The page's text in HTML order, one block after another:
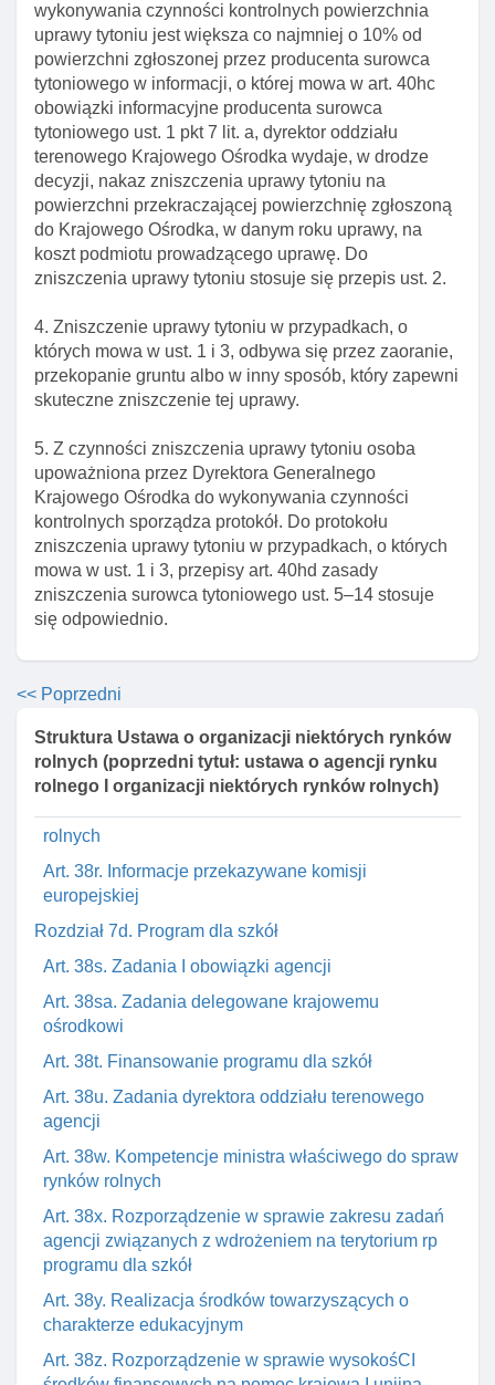
wykonywania czynności kontrolnych powierzchnia
uprawy tytoniu jest większa co najmniej o 10% od
powierzchni zgłoszonej przez producenta surowca
tytoniowego w informacji, o której mowa w art. 40hc
obowiązki informacyjne producenta surowca
tytoniowego ust. 1 pkt 7 lit. a, dyrektor oddziału
terenowego Krajowego Ośrodka wydaje, w drodze
decyzji, nakaz zniszczenia uprawy tytoniu na
powierzchni przekraczającej powierzchnię zgłoszoną
do Krajowego Ośrodka, w danym roku uprawy, na
koszt podmiotu prowadzącego uprawę. Do
zniszczenia uprawy tytoniu stosuje się przepis ust. 2.
4. Zniszczenie uprawy tytoniu w przypadkach, o
których mowa w ust. 1 i 3, odbywa się przez zaoranie,
przekopanie gruntu albo w inny sposób, który zapewni
skuteczne zniszczenie tej uprawy.
5. Z czynności zniszczenia uprawy tytoniu osoba
upoważniona przez Dyrektora Generalnego
Krajowego Ośrodka do wykonywania czynności
kontrolnych sporządza protokół. Do protokołu
zniszczenia uprawy tytoniu w przypadkach, o których
mowa w ust. 1 i 3, przepisy art. 40hd zasady
zniszczenia surowca tytoniowego ust. 5–14 stosuje
się odpowiednio.
<< Poprzedni
Struktura Ustawa o organizacji niektórych rynków
rolnych (poprzedni tytuł: ustawa o agencji rynku
rolnego I organizacji niektórych rynków rolnych)
Art. 38h. Zadania agencji w zakresie rynku zbóż
Art. 38ha. Zadania z zakresu rynku zbóż delegowane
krajowemu ośrodkowi
Rozdział 7b. Zasady uznawania organizacji
producentów I zrzeszeń organizacji producentów oraz
organizacji MIędzybranżowych funkcjonujących na
rynkach rolnych innych niż rynki mleka I przetworów
mlecznych oraz owoców I warzyw
Art. 38i. Uznawanie organizacji lub zrzeszeń
organizacji producentów
uznania organizacji
Art. 38k. Wpisy organizacji lub zrzeszeń organizacji
producentów do rejestrów
agencji
Art. 38m. Przekazywanie informacji prezesowi
agencji
Art. 38n. Kontrole uznanych organizacji I zrzeszeń
Art. 38o. Ocena wniosku reprezentatywnej
organizacji lub zrzeszenia organizacji producentów
Rozdział 7c. Zakres, w jakim mogą być zawierane
umowy na dostarczanie produktów rolnych
należących do sektorów, o których mowa w art. 1 ust. 2
rozporządzenia nr 1308/2013
rolnych
Art. 38r. Informacje przekazywane komisji
europejskiej
Rozdział 7d. Program dla szkół
Art. 38s. Zadania I obowiązki agencji
Art. 38sa. Zadania delegowane krajowemu
ośrodkowi
Art. 38t. Finansowanie programu dla szkół
Art. 38u. Zadania dyrektora oddziału terenowego
agencji
Art. 38w. Kompetencje ministra właściwego do spraw
rynków rolnych
Art. 38x. Rozporządzenie w sprawie zakresu zadań
agencji związanych z wdrożeniem na terytorium rp
programu dla szkół
Art. 38y. Realizacja środków towarzyszących o
charakterze edukacyjnym
Art. 38z. Rozporządzenie w sprawie wysokośCI